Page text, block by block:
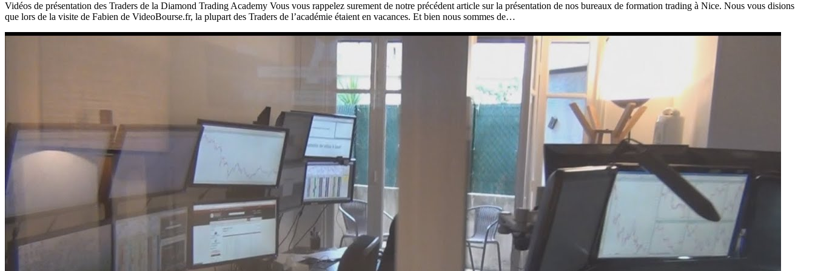
Vidéos de présentation des Traders de la Diamond Trading Academy Vous vous rappelez surement de notre précédent article sur la présentation de nos bureaux de formation trading à Nice. Nous vous disions
que lors de la visite de Fabien de VideoBourse.fr, la plupart des Traders de l’académie étaient en vacances. Et bien nous sommes de…